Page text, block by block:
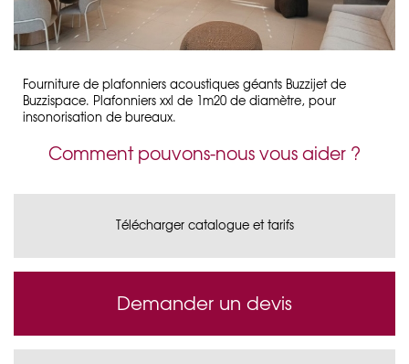
Fourniture de plafonniers acoustiques géants Buzzijet de
Buzzispace. Plafonniers xxl de 1m20 de diamètre, pour
insonorisation de bureaux.
Comment pouvons-nous vous aider ?
Télécharger catalogue et tarifs
Demander un devis